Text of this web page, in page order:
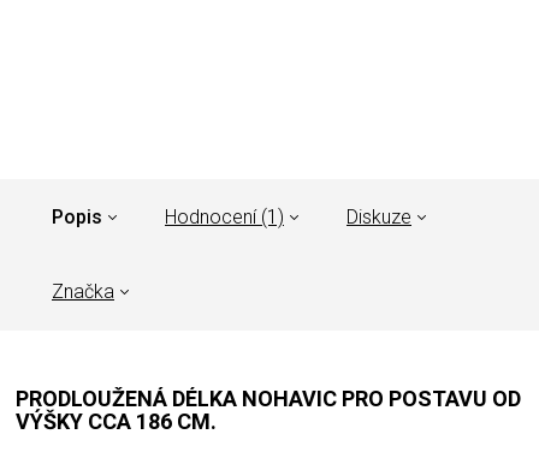
Popis Hodnocení (1) Diskuze
Značka
PRODLOUŽENÁ DÉLKA NOHAVIC PRO POSTAVU OD
VÝŠKY CCA 186 CM.